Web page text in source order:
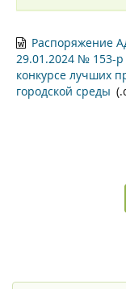
Распоряжение
29.01.2024 № 153-р
конкурсе лучших
городской среды